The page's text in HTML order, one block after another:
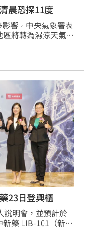
晨恐探11度
響，中央氣象署表
將轉為濕涼天氣，
區將出現局部較大
23日登興櫃
說明會，並預計於
藥 LIB-101（新一
療」與「免疫療